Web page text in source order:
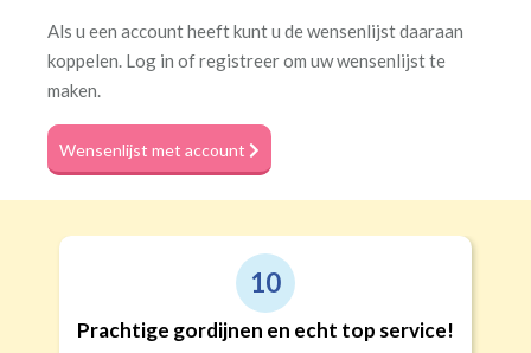
Als u een account heeft kunt u de wensenlijst daaraan
koppelen. Log in of registreer om uw wensenlijst te
maken.
Wensenlijst met account
10
Prachtige gordijnen en echt top service!